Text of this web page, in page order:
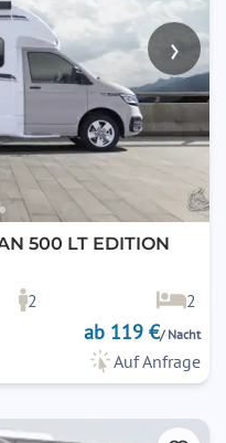
›
500 LT EDITION
2
2
ab 119 €/ Nacht
Auf Anfrage